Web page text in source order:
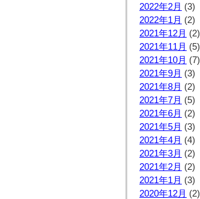
2022年2月 (3)
2022年1月 (2)
2021年12月 (2)
2021年11月 (5)
2021年10月 (7)
2021年9月 (3)
2021年8月 (2)
2021年7月 (5)
2021年6月 (2)
2021年5月 (3)
2021年4月 (4)
2021年3月 (2)
2021年2月 (2)
2021年1月 (3)
2020年12月 (2)